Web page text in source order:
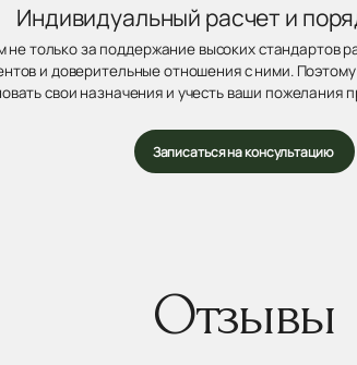
Индивидуальный расчет и
только за поддержание высоких стандартов
и доверительные отношения с ними.
свои назначения и учесть ваши пожелания
Записаться на консультацию
Отзывы